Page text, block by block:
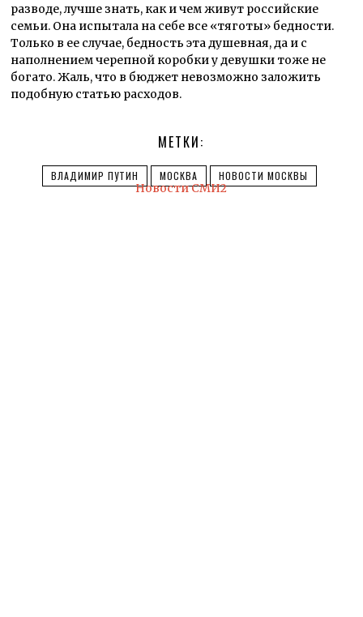
разводе, лучше знать, как и чем живут российские
семьи. Она испытала на себе все «тяготы» бедности.
Только в ее случае, бедность эта душевная, да и с
наполнением черепной коробки у девушки тоже не
богато. Жаль, что в бюджет невозможно заложить
подобную статью расходов.
МЕТКИ:
ВЛАДИМИР ПУТИН МОСКВА НОВОСТИ МОСКВЫ
Новости СМИ2